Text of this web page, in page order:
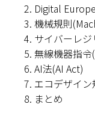
Digital
機械規則
サイバーレ
無線機器指
AI法(AI Act)
エコデザイン
まとめ